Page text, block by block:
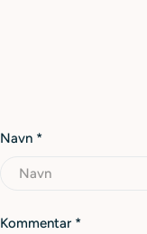
Navn *
Kommentar *